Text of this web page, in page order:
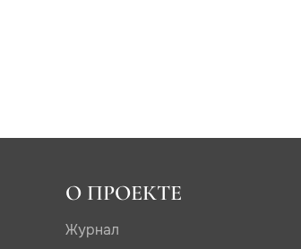
О ПРОЕКТЕ
Журнал